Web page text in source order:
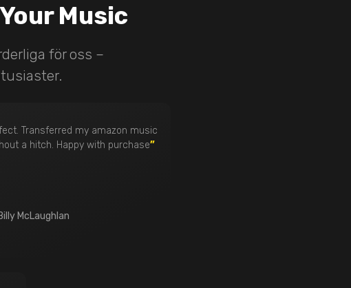
Music
för oss –
Transferred my amazon music
a hitch. Happy with purchase”
McLaughlan